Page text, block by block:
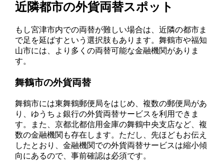
近隣都市の外貨両替スポット
もし宮津市内での両替が難しい場合は、近隣の都市ま
で足を延ばすという選択肢もあります。舞鶴市や福知
山市には、より多くの両替可能な金融機関がありま
す。
舞鶴市の外貨両替
舞鶴市には東舞鶴郵便局をはじめ、複数の郵便局があ
り、ゆうちょ銀行の外貨両替サービスを利用できま
す。また、京都北都信用金庫の舞鶴中央支店など、複
数の金融機関も存在します。ただし、先ほどもお伝え
したとおり、金融機関での外貨両替サービスは縮小傾
向にあるので、事前確認は必須です。